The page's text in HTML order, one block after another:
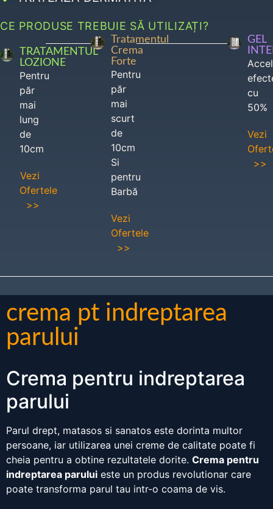
CE PRODUSE TREBUIE SĂ UTILIZAȚI?
TRATAMENTUL
LOZIONE
Pentru
păr
mai
lung
de
10cm
Vezi
Ofertele
>>
Tratamentul
Crema
Forte
Pentru
păr
mai
scurt
de
10cm
Si
pentru
Barbă
Vezi
Ofertele
>>
GEL
cu
50%
Vezi
>>
crema pt indreptarea
parului
Crema pentru indreptarea
parului
Parul drept, matasos si sanatos este dorinta multor
persoane, iar utilizarea unei creme de calitate poate fi
cheia pentru a obtine rezultatele dorite. Crema pentru
indreptarea parului este un produs revolutionar care
poate transforma parul tau intr-o coama de vis.